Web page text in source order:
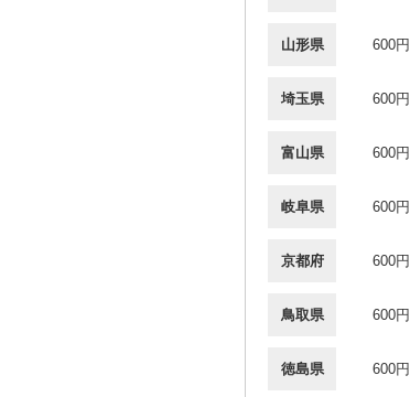
山形県 600円
埼玉県 600円
富山県 600円
岐阜県 600円
京都府 600円
鳥取県 600円
徳島県 600円